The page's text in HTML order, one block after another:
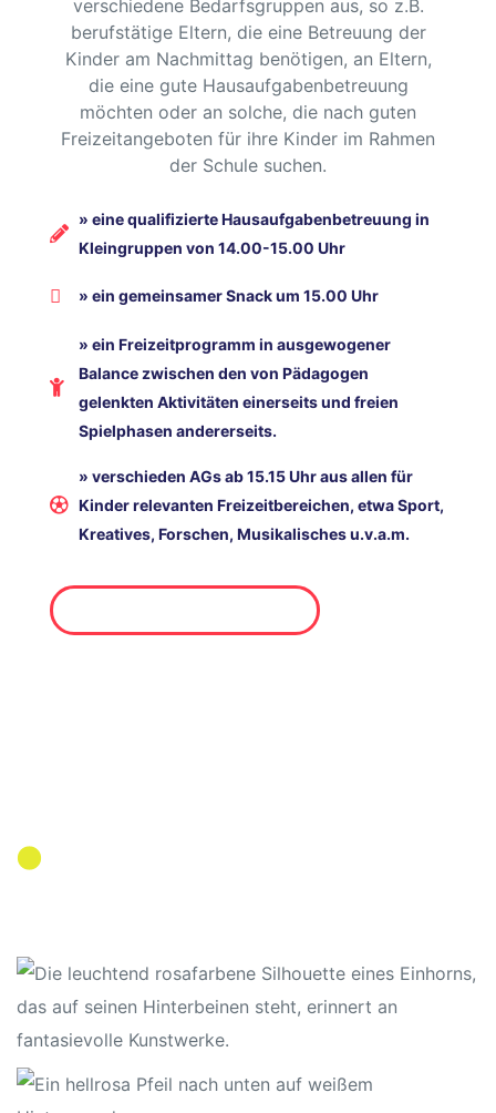
verschiedene Bedarfsgruppen aus, so z.B.
berufstätige Eltern, die eine Betreuung der
Kinder am Nachmittag benötigen, an Eltern,
die eine gute Hausaufgabenbetreuung
möchten oder an solche, die nach guten
Freizeitangeboten für ihre Kinder im Rahmen
der Schule suchen.
» eine qualifizierte Hausaufgabenbetreuung in
Kleingruppen von 14.00-15.00 Uhr
» ein gemeinsamer Snack um 15.00 Uhr
» ein Freizeitprogramm in ausgewogener
Balance zwischen den von Pädagogen
gelenkten Aktivitäten einerseits und freien
Spielphasen andererseits.
» verschieden AGs ab 15.15 Uhr aus allen für
Kinder relevanten Freizeitbereichen, etwa Sport,
Kreatives, Forschen, Musikalisches u.v.a.m.